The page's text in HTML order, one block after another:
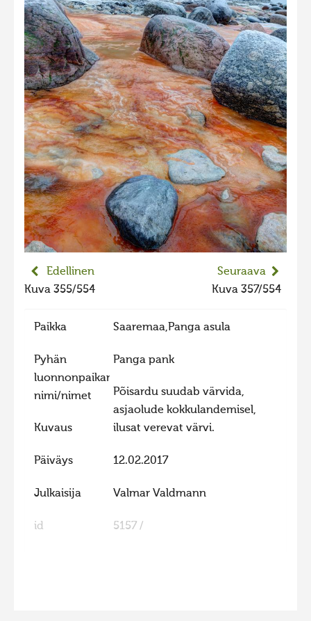
2023 kuvakilpailu lisä
Liikkuvat kuvat 2023
Hiite kuvavõistlus 2022
Hiite kuvavõistlus 2022 lisa
Liikkuvat kuvat 2022
Hiite kuvavõistlus 2021
Liikkuvat kuvat 2021
Hiite kuvavõistlus 2020
Liikkuvat kuvat 2020
Hiite kuvavõistlus 2019
Hiite kuvavõistlus 2018
Hiite kuvavõistlus 2015
Hiite kuvavõistlus 2014
Hiite kuvavõistlus 2013
Hiite kuvavõistlus 2012
Hiite kuvavõistlus 2011
Hiite kuvavõistlus 2008
Edellinen
Kuva 355/554
Seuraava
Kuva 357/554
Paikka Saaremaa,Panga asula
Pyhän
luonnonpaikan
nimi/nimet
Panga pank
Kuvaus
Põisardu suudab värvida,
asjaolude kokkulandemisel,
ilusat verevat värvi.
Päiväys 12.02.2017
Julkaisija Valmar Valdmann
id 5157 /